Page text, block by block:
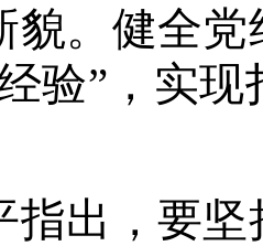
貌。健全
验”，实
，要坚